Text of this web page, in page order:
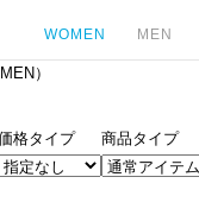
WOMEN MEN
）
格タイプ 商品タイプ